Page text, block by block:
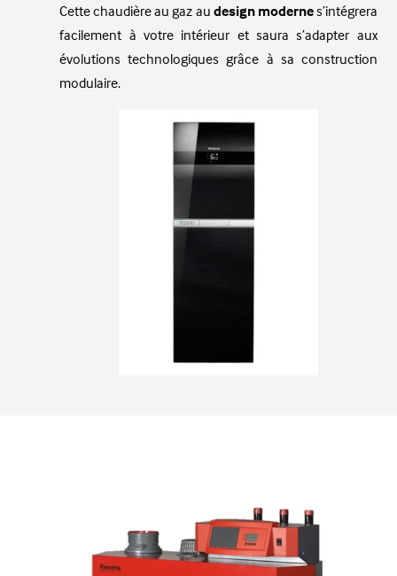
Cette chaudière au gaz au design modernes’intégrera
facilement à votre intérieur et saura s’adapter aux
évolutions technologiques grâce à sa construction
modulaire.